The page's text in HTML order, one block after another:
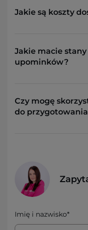
Jakie są koszty
Jakie macie
upominków?
Czy mogę
do
Imię i nazwisko*